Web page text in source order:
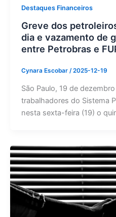
Destaques Financeiros
Greve dos
dia e vazamento de
entre Petrobras e
Cynara Escobar /2025-12-19
São Paulo, 19 de
trabalhadores do Sistema
nesta sexta-feira (19) o